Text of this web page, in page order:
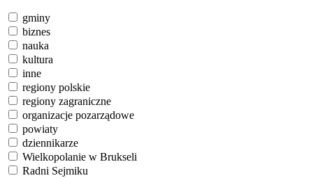
gminy
biznes
nauka
kultura
inne
regiony polskie
regiony zagraniczne
organizacje pozarządowe
powiaty
dziennikarze
Wielkopolanie w Brukseli
Radni Sejmiku